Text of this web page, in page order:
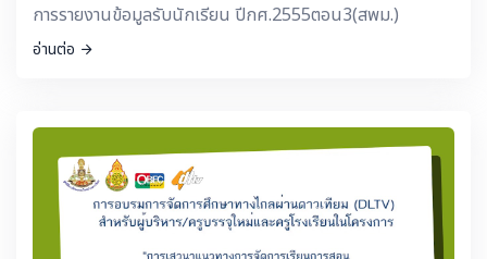
การรายงานข้อมูลรับนักเรียน ปีกศ.2555ตอน3(สพม.)
อ่านต่อ